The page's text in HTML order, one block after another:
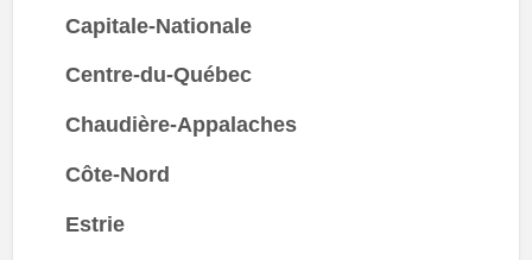
Capitale-Nationale
Centre-du-Québec
Chaudière-Appalaches
Côte-Nord
Estrie